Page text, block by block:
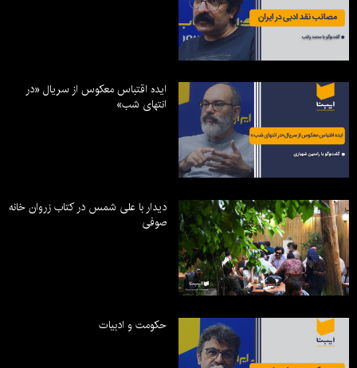
ایده اقتباس معکوس از سریال «در
انتهای شب»
دیدار با علی شمس در کتاب زروان خانه
صوفی
حکومت و ادبیات